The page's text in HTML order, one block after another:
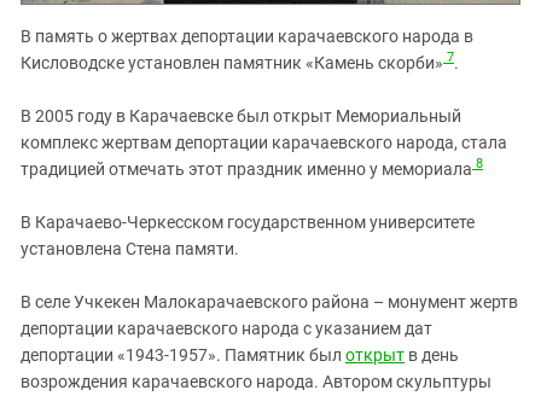
В память о жертвах депортации карачаевского народа в
Кисловодске установлен памятник «Камень скорби» 7.
В 2005 году в Карачаевске был открыт Мемориальный
комплекс жертвам депортации карачаевского народа, стала
традицией отмечать этот праздник именно у мемориала 8
В Карачаево-Черкесском государственном университете
установлена Стена памяти.
В селе Учкекен Малокарачаевского района – монумент жертв
депортации карачаевского народа с указанием дат
депортации «1943-1957». Памятник был открыт в день
возрождения карачаевского народа. Автором скульптуры